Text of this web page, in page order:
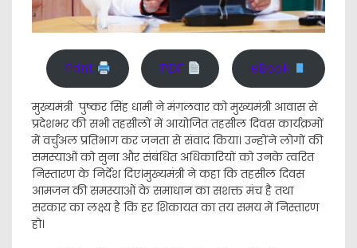
Print PDF eBook
मुख्यमंत्री पुष्कर सिंह धामी ने मंगलवार को मुख्यमंत्री आवास से
प्रदेशभर की सभी तहसीलों में आयोजित तहसील दिवस कार्यक्रमों
में वर्चुअल प्रतिभाग कर जनता से संवाद किया। उन्होंने लोगों की
समस्याओं को सुना और संबंधित अधिकारियों को उनके त्वरित
निस्तारण के निर्देश दिए।मुख्यमंत्री ने कहा कि तहसील दिवस
आमजन की समस्याओं के समाधान का सशक्त मंच है तथा
सरकार का लक्ष्य है कि हर शिकायत का तय समय में निस्तारण
हो।